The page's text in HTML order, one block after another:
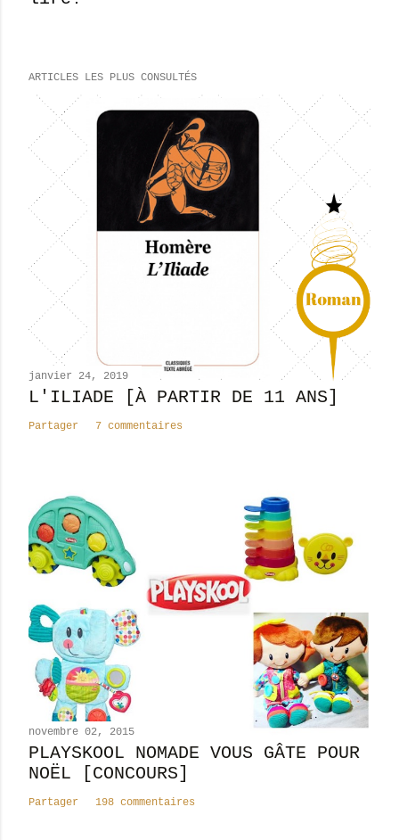
g
t
r
c
m
n
t
i
ARTICLES LES PLUS CONSULTÉS
janvier 24, 2019
L'ILIADE [À PARTIR DE 11 ANS]
Partager 7 commentaires
novembre 02, 2015
PLAYSKOOL NOMADE VOUS GÂTE POUR
NOËL [CONCOURS]
Partager 198 commentaires